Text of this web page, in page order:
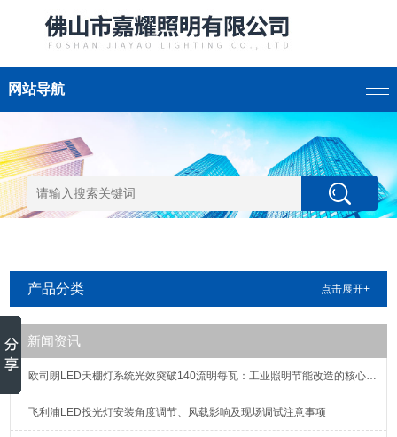
网站导航
产品分类 点击展开+
新闻资讯
欧司朗LED天棚灯系统光效突破140流明每瓦：工业照明节能改造的核心指标解析
飞利浦LED投光灯安装角度调节、风载影响及现场调试注意事项